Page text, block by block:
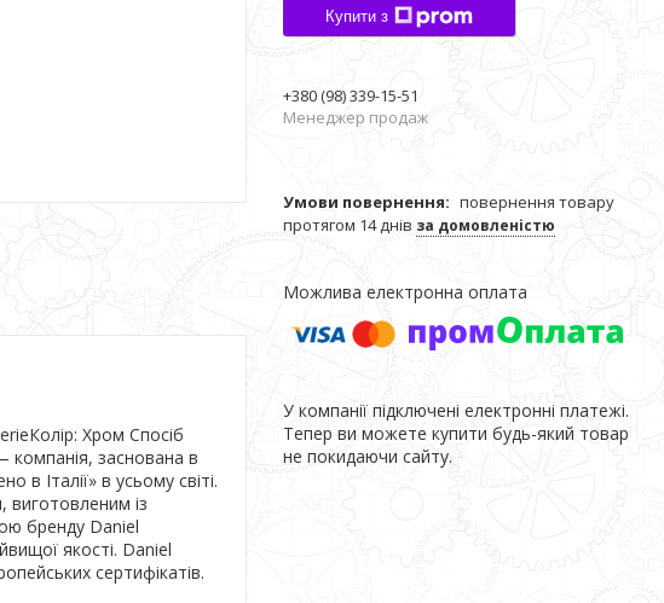
Хром Спосіб
компанія, заснована в
в Італії» в усьому світі.
виготовленим із
бренду Daniel
якості. Daniel
сертифікатів.
Купити з
+380 (98) 339-15-51
Менеджер продаж
повернення товару
протягом 14 днів за домовленістю
У компанії підключені електронні платежі.
Тепер ви можете купити будь-який товар
не покидаючи сайту.